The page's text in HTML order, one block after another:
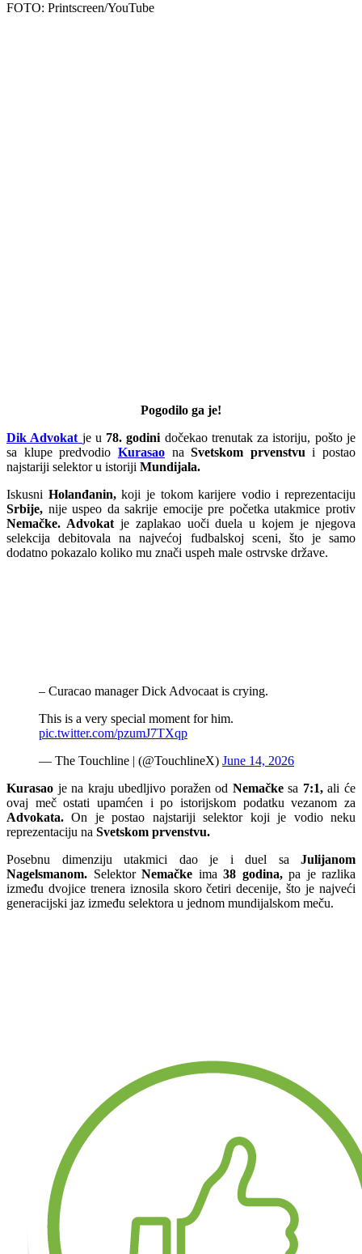
FOTO: Printscreen/YouTube
Pogodilo ga je!
Dik Advokat je u 78. godini dočekao trenutak za istoriju, pošto je
sa klupe predvodio Kurasao naSvetskom prvenstvu i postao
najstariji selektor u istoriji Mundijala.
Iskusni Holanđanin,koji je tokom karijere vodio i reprezentaciju
Srbije, nije uspeo da sakrije emocije pre početka utakmice protiv
Nemačke. Advokatje zaplakao uoči duela u kojem je njegova
selekcija debitovala na najvećoj fudbalskoj sceni, što je samo
dodatno pokazalo koliko mu znači uspeh male ostrvske države.
– Curacao manager Dick Advocaat is crying.
This is a very special moment for him.
pic.twitter.com/pzumJ7TXqp
— The Touchline | (@TouchlineX) June 14, 2026
Kurasao je na kraju ubedljivo poražen od Nemačkesa 7:1,ali će
ovaj meč ostati upamćen i po istorijskom podatku vezanom za
Advokata. On je postao najstariji selektor koji je vodio neku
reprezentaciju na Svetskom prvenstvu.
Posebnu dimenziju utakmici dao je i duel sa Julijanom
Nagelsmanom. Selektor Nemačke ima 38 godina,pa je razlika
između dvojice trenera iznosila skoro četiri decenije, što je najveći
generacijski jaz između selektora u jednom mundijalskom meču.